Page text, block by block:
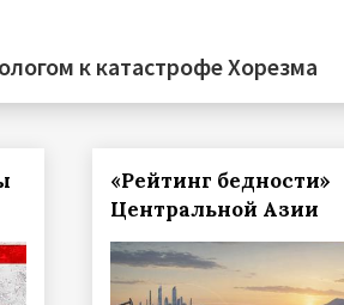
к катастрофе Хорезма
«Рейтинг бедности»
Центральной Азии